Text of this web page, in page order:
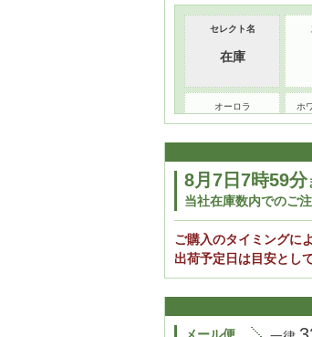
セレクト名
在庫
オーロラ
3
ホ
バーガンディチェック
1
8月7日7時59分
当社在庫数内でのご
ご購入のタイミングに
出荷予定日は目安とし